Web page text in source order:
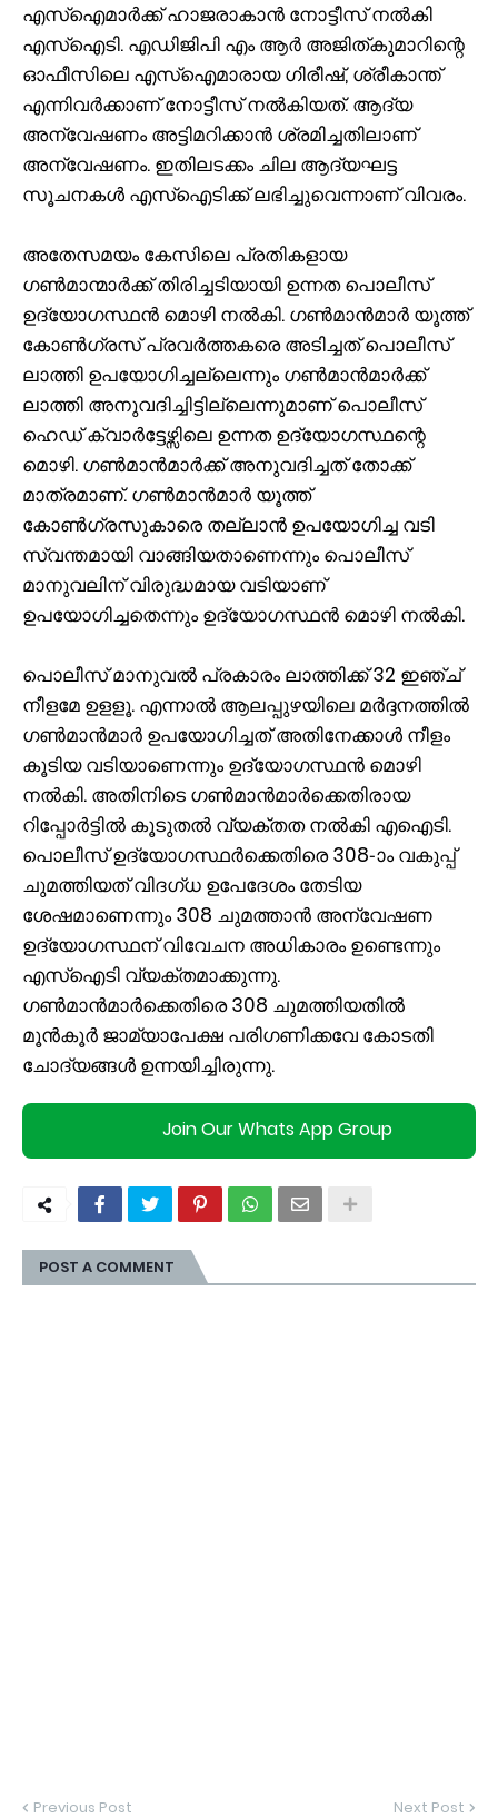
എസ്‌ഐമാര്‍ക്ക് ഹാജരാകാന്‍ നോട്ടീസ് നല്‍കി
എസ്‌ഐടി. എഡിജിപി എം ആര്‍ അജിത്കുമാറിന്റെ
ഓഫീസിലെ എസ്‌ഐമാരായ ഗിരീഷ്, ശ്രീകാന്ത്
എന്നിവര്‍ക്കാണ് നോട്ടീസ് നല്‍കിയത്. ആദ്യ
അന്വേഷണം അട്ടിമറിക്കാന്‍ ശ്രമിച്ചതിലാണ്
അന്വേഷണം. ഇതിലടക്കം ചില ആദ്യഘട്ട
സൂചനകള്‍ എസ്‌ഐടിക്ക് ലഭിച്ചുവെന്നാണ് വിവരം.
അതേസമയം കേസിലെ പ്രതികളായ
ഗൺമാന്മാർക്ക് തിരിച്ചടിയായി ഉന്നത പൊലീസ്
ഉദ്യോഗസ്ഥൻ മൊഴി നൽകി. ഗൺമാൻമാ‍ർ യൂത്ത്
കോൺഗ്രസ് പ്രവർത്തകരെ അടിച്ചത് പൊലീസ്
ലാത്തി ഉപയോഗിച്ചല്ലെന്നും ഗൺമാൻമാർക്ക്
ലാത്തി അനുവദിച്ചിട്ടില്ലെന്നുമാണ് പൊലീസ്
ഹെഡ് ക്വാർട്ടേഴ്സിലെ ഉന്നത ഉദ്യോഗസ്ഥന്റെ
മൊഴി. ഗൺമാൻമാർക്ക് അനുവദിച്ചത് തോക്ക്
മാത്രമാണ്. ഗൺമാൻമാർ യൂത്ത്
കോൺഗ്രസുകാരെ തല്ലാൻ ഉപയോഗിച്ച വടി
സ്വന്തമായി വാങ്ങിയതാണെന്നും പൊലീസ്
മാനുവലിന് വിരുദ്ധമായ വടിയാണ്
ഉപയോഗിച്ചതെന്നും ഉദ്യോഗസ്ഥൻ മൊഴി നൽകി.
പൊലീസ് മാനുവൽ പ്രകാരം ലാത്തിക്ക് 32 ഇഞ്ച്
നീളമേ ഉളളൂ. എന്നാൽ ആലപ്പുഴയിലെ മർദ്ദനത്തിൽ
ഗൺമാൻമാർ ഉപയോഗിച്ചത് അതിനേക്കാൾ നീളം
കൂടിയ വടിയാണെന്നും ഉദ്യോഗസ്ഥൻ മൊഴി
നൽകി. അതിനിടെ ഗൺമാൻമാർക്കെതിരായ
റിപ്പോർട്ടിൽ കൂടുതൽ വ്യക്തത നൽകി എഐടി.
പൊലീസ് ഉദ്യോഗസ്ഥർക്കെതിരെ 308-ാം വകുപ്പ്
ചുമത്തിയത് വിദഗ്ധ ഉപേദേശം തേടിയ
ശേഷമാണെന്നും 308 ചുമത്താൻ അന്വേഷണ
ഉദ്യോഗസ്ഥന് വിവേചന അധികാരം ഉണ്ടെന്നും
എസ്ഐടി വ്യക്തമാക്കുന്നു.
ഗൺമാൻമാ‍ർക്കെതിരെ 308 ചുമത്തിയതിൽ
മൂൻകൂർ ജാമ്യാപേക്ഷ പരിഗണിക്കവേ കോടതി
ചോദ്യങ്ങൾ ഉന്നയിച്ചിരുന്നു.
Join Our Whats App Group
POST A COMMENT
Previous Post Next Post